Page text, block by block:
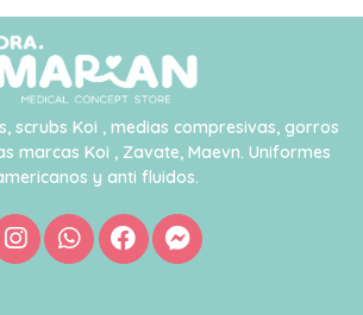
scrubs Koi , medias compresivas, gorros
marcas Koi , Zavate, Maevn. Uniformes
y anti fluidos.